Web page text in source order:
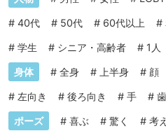
# 40代 # 50代 # 60代以上 #
# 学生 # シニア・高齢者 # 1人
身体 # 全身 # 上半身 # 顔
# 左向き # 後ろ向き # 手 # 歯
ポーズ # 喜ぶ # 驚く # 考